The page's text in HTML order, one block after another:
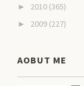
► 2010 (365)
► 2009 (227)
AOBUT ME